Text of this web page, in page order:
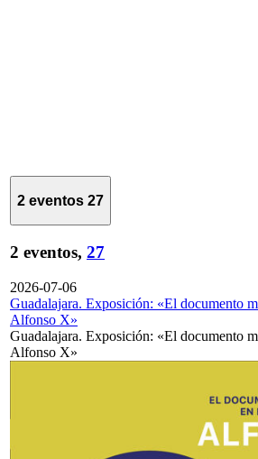
2 eventos 27
2 eventos, 27
2026-07-06
Guadalajara. Exposición: «El documento
Alfonso X»
Guadalajara. Exposición: «El documento
Alfonso X»